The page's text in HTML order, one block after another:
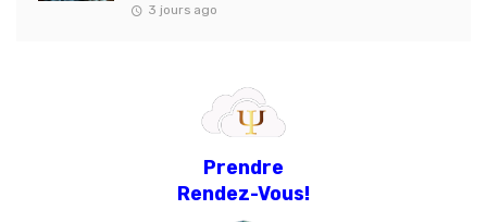
3 jours ago
Prendre
Rendez-Vous!